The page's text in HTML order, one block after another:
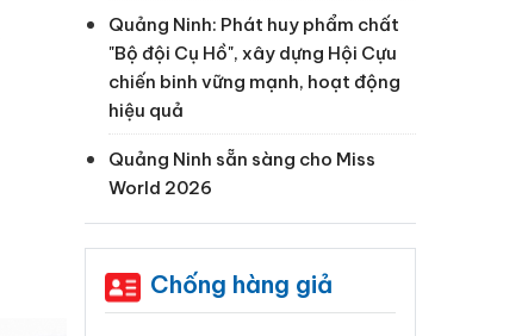
Quảng Ninh: Phát huy phẩm chất
"Bộ đội Cụ Hồ", xây dựng Hội Cựu
chiến binh vững mạnh, hoạt động
hiệu quả
Quảng Ninh sẵn sàng cho Miss
World 2026
Chống hàng giả